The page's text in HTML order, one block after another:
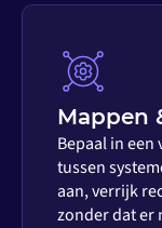
Mappen
Bepaal in
tussen
aan, verrijk
zonder dat er